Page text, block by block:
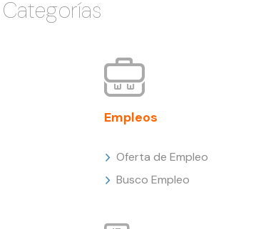
Categorías
Empleos
Oferta de Empleo
Busco Empleo